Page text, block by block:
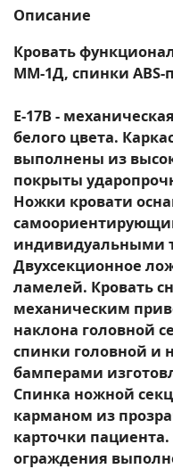
Описание
Кровать
ММ-1Д, спинки ABS-
E-17B -
белого цвета.
выполнены из
покрыты
Ножки кровати
индивидуальными
Двухсекционное
ламелей. Кровать
механическим
наклона головной
спинки головной и
бамперами
Спинка ножной
карманом из
карточки
ограждения